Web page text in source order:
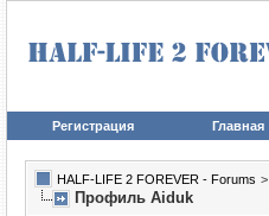
Регистрация Главная
HALF-LIFE 2 FOREVER - Forums >
Профиль Aiduk